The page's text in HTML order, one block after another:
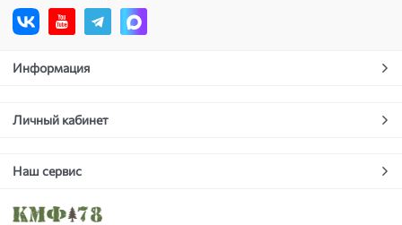
Информация
Личный кабинет
Наш сервис